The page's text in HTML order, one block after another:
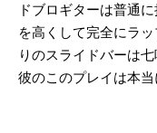
ドブロギターは普通
を高くして完全にラ
りのスライドバーは
彼のこのプレイは本